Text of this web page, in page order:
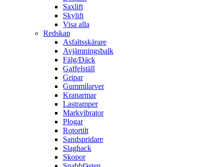
Saxlift
Skylift
Visa alla
Redskap
Asfaltsskärare
Avjämningsbalk
Fälg/Däck
Gaffelställ
Gripar
Gummilarver
Kranarmar
Lastramper
Markvibrator
Plogar
Rotortilt
Sandspridare
Slaghack
Skopor